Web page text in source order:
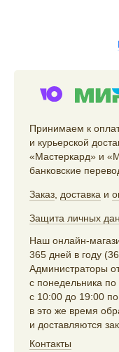
Принимаем к
и курьерской
«Мастеркард» и
банковские
Заказ, доставка и
Защита личных
Наш онлайн-
365 дней в году
Администраторы
с понедельника
с 10:00 до 19:00
в это же время
и доставляются
Контакты